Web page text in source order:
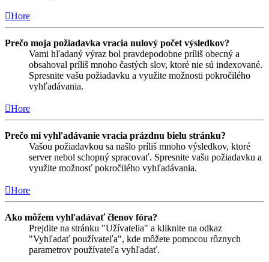
Hore
Prečo moja požiadavka vracia nulový počet výsledkov?
Vami hľadaný výraz bol pravdepodobne príliš obecný a
obsahoval príliš mnoho častých slov, ktoré nie sú indexované.
Spresnite vašu požiadavku a využite možnosti pokročilého
vyhľadávania.
Hore
Prečo mi vyhľadávanie vracia prázdnu bielu stránku?
Vašou požiadavkou sa našlo príliš mnoho výsledkov, ktoré
server nebol schopný spracovať. Spresnite vašu požiadavku a
využite možnosť pokročilého vyhľadávania.
Hore
Ako môžem vyhľadávať členov fóra?
Prejdite na stránku "Užívatelia" a kliknite na odkaz
"Vyhľadať používateľa", kde môžete pomocou rôznych
parametrov používateľa vyhľadať.